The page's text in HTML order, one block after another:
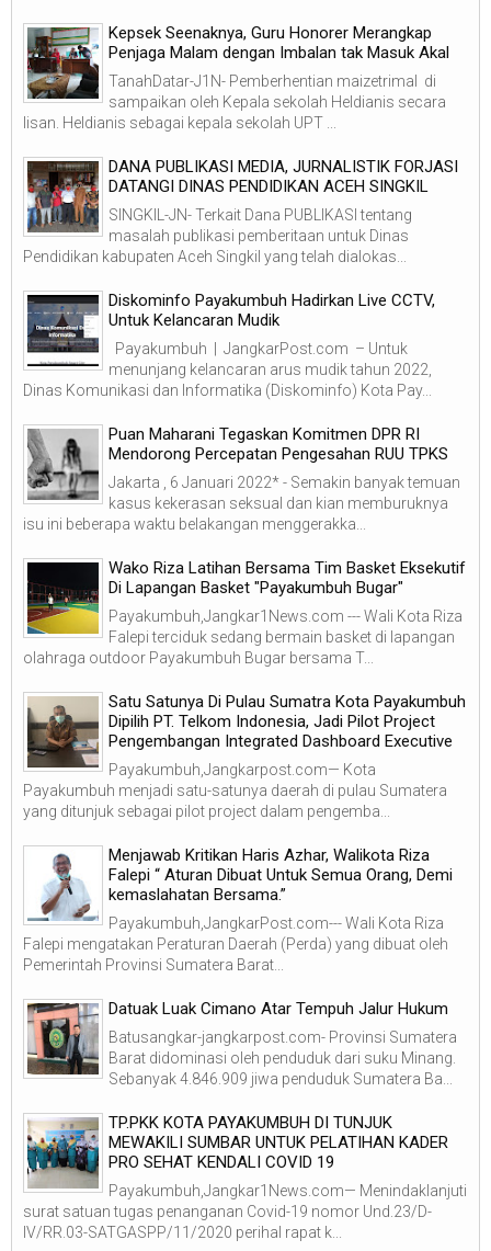
Kepsek Seenaknya, Guru Honorer Merangkap
Penjaga Malam dengan Imbalan tak Masuk Akal
TanahDatar-J1N- Pemberhentian maizetrimal di
sampaikan oleh Kepala sekolah Heldianis secara
lisan. Heldianis sebagai kepala sekolah UPT ...
DANA PUBLIKASI MEDIA, JURNALISTIK FORJASI
DATANGI DINAS PENDIDIKAN ACEH SINGKIL
SINGKIL-JN- Terkait Dana PUBLIKASI tentang
masalah publikasi pemberitaan untuk Dinas
Pendidikan kabupaten Aceh Singkil yang telah dialokas...
Diskominfo Payakumbuh Hadirkan Live CCTV,
Untuk Kelancaran Mudik
Payakumbuh | JangkarPost.com – Untuk
menunjang kelancaran arus mudik tahun 2022,
Dinas Komunikasi dan Informatika (Diskominfo) Kota Pay...
Puan Maharani Tegaskan Komitmen DPR RI
Mendorong Percepatan Pengesahan RUU TPKS
Jakarta , 6 Januari 2022* - Semakin banyak temuan
kasus kekerasan seksual dan kian memburuknya
isu ini beberapa waktu belakangan menggerakka...
Wako Riza Latihan Bersama Tim Basket Eksekutif
Di Lapangan Basket "Payakumbuh Bugar"
Payakumbuh,Jangkar1News.com --- Wali Kota Riza
Falepi terciduk sedang bermain basket di lapangan
olahraga outdoor Payakumbuh Bugar bersama T...
Satu Satunya Di Pulau Sumatra Kota Payakumbuh
Dipilih PT. Telkom Indonesia, Jadi Pilot Project
Pengembangan Integrated Dashboard Executive
Payakumbuh,Jangkarpost.com— Kota
Payakumbuh menjadi satu-satunya daerah di pulau Sumatera
yang ditunjuk sebagai pilot project dalam pengemba...
Menjawab Kritikan Haris Azhar, Walikota Riza
Falepi “ Aturan Dibuat Untuk Semua Orang, Demi
kemaslahatan Bersama.”
Payakumbuh,JangkarPost.com--- Wali Kota Riza
Falepi mengatakan Peraturan Daerah (Perda) yang dibuat oleh
Pemerintah Provinsi Sumatera Barat...
Datuak Luak Cimano Atar Tempuh Jalur Hukum
Batusangkar-jangkarpost.com- Provinsi Sumatera
Barat didominasi oleh penduduk dari suku Minang.
Sebanyak 4.846.909 jiwa penduduk Sumatera Ba...
TP.PKK KOTA PAYAKUMBUH DI TUNJUK
MEWAKILI SUMBAR UNTUK PELATIHAN KADER
PRO SEHAT KENDALI COVID 19
Payakumbuh,Jangkar1News.com— Menindaklanjuti
surat satuan tugas penanganan Covid-19 nomor Und.23/D-
IV/RR.03-SATGASPP/11/2020 perihal rapat k...